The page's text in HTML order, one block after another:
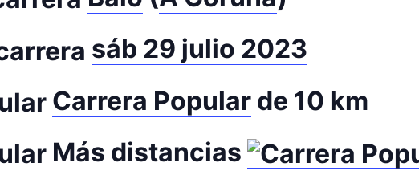
sáb 29 julio 2023
Carrera Popular de 10 km
Más distancias